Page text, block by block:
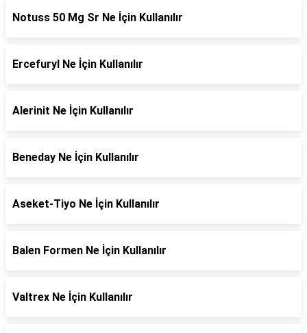
Notuss 50 Mg Sr Ne İçin Kullanılır
Ercefuryl Ne İçin Kullanılır
Alerinit Ne İçin Kullanılır
Beneday Ne İçin Kullanılır
Aseket-Tiyo Ne İçin Kullanılır
Balen Formen Ne İçin Kullanılır
Valtrex Ne İçin Kullanılır